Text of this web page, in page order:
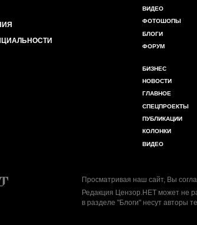
ВИДЕО
ФОТОШОПЫ
БЛОГИ
ФОРУМ
БИЗНЕС
НОВОСТИ
ГЛАВНОЕ
СПЕЦПРОЕКТЫ
ПУБЛИКАЦИИ
КОЛОНКИ
ВИДЕО
Просматривая наш сайт, Вы
Редакция Цензор.НЕТ может не
в разделе "Блоги" несут авторы